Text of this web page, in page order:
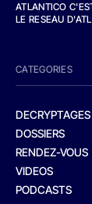
ATLANTICO
LE RESEAU
CATEGORIES
DECRYPTAGES
DOSSIERS
RENDEZ-VOUS
VIDEOS
PODCASTS